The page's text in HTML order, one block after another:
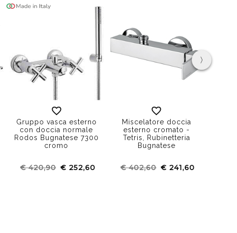
Gruppo vasca esterno
con doccia normale
Rodos Bugnatese 7300
cromo
€ 420,90 € 252,60
Miscelatore doccia
esterno cromato -
Tetris, Rubinetteria
Bugnatese
€ 402,60 € 241,60
›